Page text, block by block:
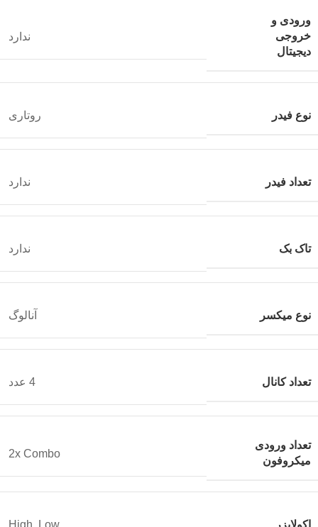
ورودی و
خروجی
دیجیتال
ندارد
نوع فیدر روتاری
تعداد فیدر ندارد
تاک بک ندارد
نوع میکسر آنالوگ
تعداد کانال 4 عدد
تعداد ورودی
میکروفون
2x Combo
اکولایزر